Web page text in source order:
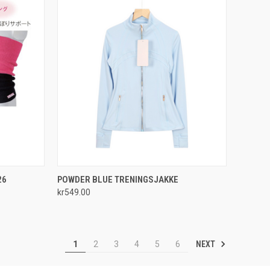
QUICK VIEW
Compare
POWDER BLUE TRENINGSJAKKE
kr549.00
1 2 3 4 5 6 NEXT